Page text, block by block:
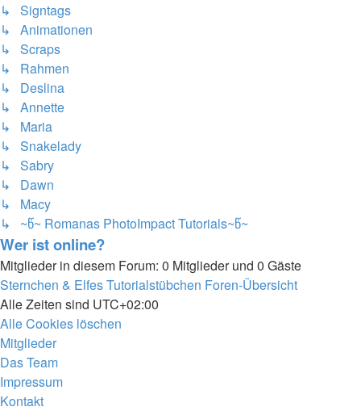
↳ Signtags
↳ Animationen
↳ Scraps
↳ Rahmen
↳ Deslina
↳ Annette
↳ Maria
↳ Snakelady
↳ Sabry
↳ Dawn
↳ Macy
↳ ~წ~ Romanas PhotoImpact Tutorials~წ~
Wer ist online?
Mitglieder in diesem Forum: 0 Mitglieder und 0 Gäste
Sternchen & Elfes Tutorialstübchen Foren-Übersicht
Alle Zeiten sind UTC+02:00
Alle Cookies löschen
Mitglieder
Das Team
Impressum
Kontakt